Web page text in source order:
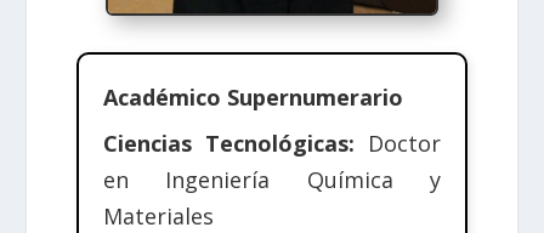
Académico Supernumerario
Ciencias Tecnológicas: Doctor
en Ingeniería Química y
Materiales